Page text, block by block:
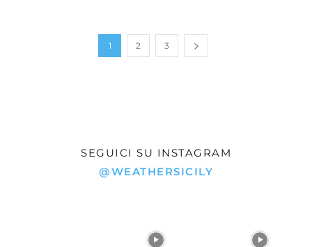
1 2 3
SEGUICI SU INSTAGRAM
@WEATHERSICILY